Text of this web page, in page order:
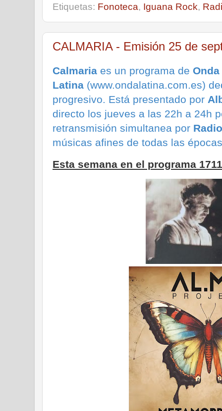
Etiquetas: Fonoteca, Iguana Rock,
CALMARIA - Emisión 25 de
Calmaria es un programa de Onda
Latina (www.ondalatina.com.es)
progresivo. Está presentado por
directo los jueves a las 22h a 24h
retransmisión simultanea por
músicas afines de todas las épocas
Esta semana en el programa 1711